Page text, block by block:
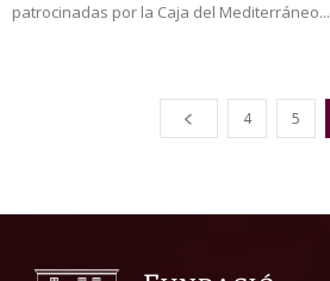
patrocinadas por la Caja del Mediterráneo...
4 5